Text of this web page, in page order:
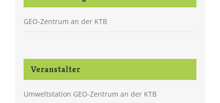
GEO-Zentrum an der KTB
Veranstalter
Umweltstation GEO-Zentrum an der KTB